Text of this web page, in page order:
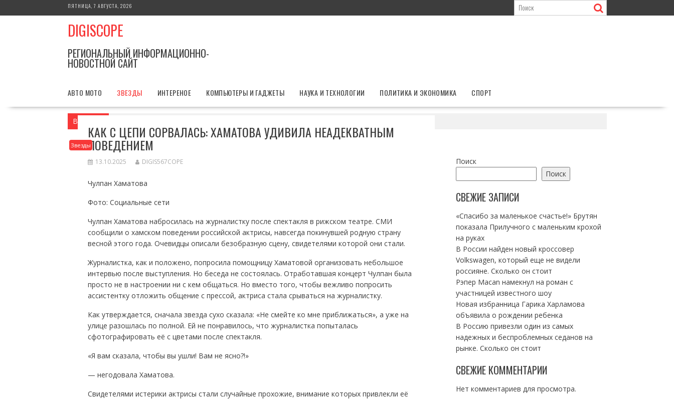
к
ПЯТНИЦА, 7 АВГУСТА, 2026
DIGISCOPE
РЕГИОНАЛЬНЫЙ ИНФОРМАЦИОННО-
НОВОСТНОЙ САЙТ
АВТО МОТО ЗВЕЗДЫ ИНТЕРЕНОЕ КОМПЬЮТЕРЫ И ГАДЖЕТЫ НАУКА И ТЕХНОЛОГИИ ПОЛИТИКА И ЭКОНОМИКА СПОРТ
Вы здесь
Звезды
КАК С ЦЕПИ СОРВАЛАСЬ: ХАМАТОВА УДИВИЛА НЕАДЕКВАТНЫМ
ПОВЕДЕНИЕМ
13.10.2025 DIGIS567COPE
Чулпан Хаматова
Фото: Социальные сети
Чулпан Хаматова набросилась на журналистку после спектакля в рижском театре. СМИ
сообщили о хамском поведении российской актрисы, навсегда покинувшей родную страну
весной этого года. Очевидцы описали безобразную сцену, свидетелями которой они стали.
Журналистка, как и положено, попросила помощницу Хаматовой организовать небольшое
интервью после выступления. Но беседа не состоялась. Отработавшая концерт Чулпан была
просто не в настроении ни с кем общаться. Но вместо того, чтобы вежливо попросить
ассистентку отложить общение с прессой, актриса стала срываться на журналистку.
Как утверждается, сначала звезда сухо сказала: «Не смейте ко мне приближаться», а уже на
улице разошлась по полной. Ей не понравилось, что журналистка попыталась
сфотографировать её с цветами после спектакля.
«Я вам сказала, чтобы вы ушли! Вам не ясно?!»
— негодовала Хаматова.
Свидетелями истерики актрисы стали случайные прохожие, внимание которых привлекли её
Поиск
Поиск
СВЕЖИЕ ЗАПИСИ
«Спасибо за маленькое счастье!» Брутян
показала Прилучного с маленьким крохой
на руках
В России найден новый кроссовер
Volkswagen, который еще не видели
россияне. Сколько он стоит
Рэпер Macan намекнул на роман с
участницей известного шоу
Новая избранница Гарика Харламова
объявила о рождении ребенка
В Россию привезли один из самых
надежных и беспроблемных седанов на
рынке. Сколько он стоит
СВЕЖИЕ КОММЕНТАРИИ
Нет комментариев для просмотра.